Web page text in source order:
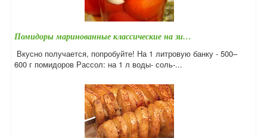
Помидоры маринованные классические на зи…
Вкусно получается, попробуйте! На 1 литровую банку - 500–
600 г помидоров Рассол: на 1 л воды- соль-...